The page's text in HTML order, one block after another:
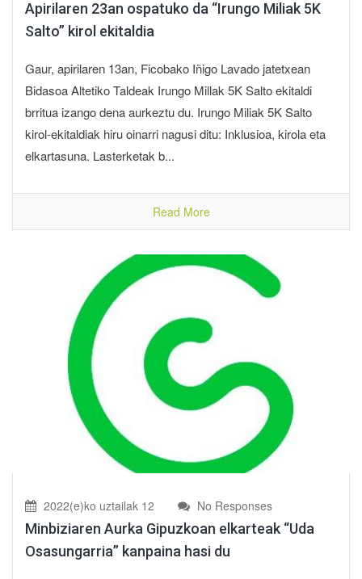
Apirilaren 23an ospatuko da “Irungo Miliak 5K
Salto” kirol ekitaldia
Gaur, apirilaren 13an, Ficobako Iñigo Lavado jatetxean
Bidasoa Altetiko Taldeak Irungo Millak 5K Salto ekitaldi
brritua izango dena aurkeztu du. Irungo Miliak 5K Salto
kirol-ekitaldiak hiru oinarri nagusi ditu: Inklusioa, kirola eta
elkartasuna. Lasterketak b...
Read More
2022(e)ko uztailak 12 No Responses
Minbiziaren Aurka Gipuzkoan elkarteak “Uda
Osasungarria” kanpaina hasi du